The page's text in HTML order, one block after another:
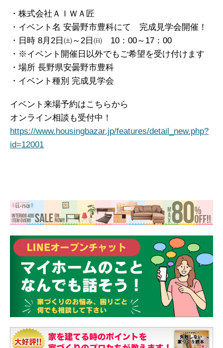
・株式会社ＡＩＷＡ匠
・イベント名 安曇野市豊科にて 完成見学会開催！
・日時 8月2日㈯～2日㈰ 10：00～17：00
・※イベント開催日以外でもご希望を受け付けます
・場所 長野県安曇野市豊科
・イベント種別 完成見学会
イベント来場予約はこちらから
オンライン相談も受付中！
https://www.housingbazar.jp/features/detail_new.php?
id=12001